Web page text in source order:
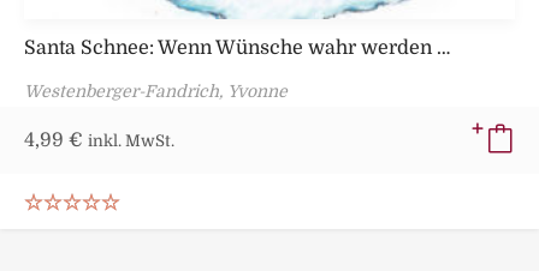
Santa Schnee: Wenn Wünsche wahr werden …
Westenberger-Fandrich, Yvonne
4,99 € inkl. MwSt.